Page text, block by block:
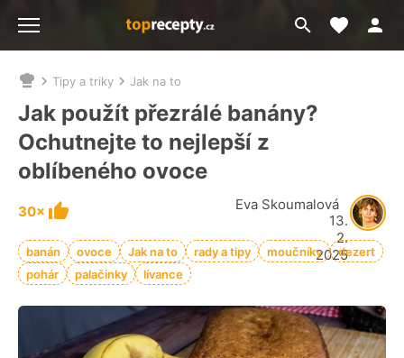
Přejít
na
Moje
Nacházíte
se
zde:
Tipy a triky Jak na to
Jak použít přezrálé banány?
Ochutnejte to nejlepší z
oblíbeného ovoce
30×
Eva Skoumalová
13.
2.
2025
banán ovoce Jak na to rady a tipy moučníky
dezert
pohár
palačinky lívance